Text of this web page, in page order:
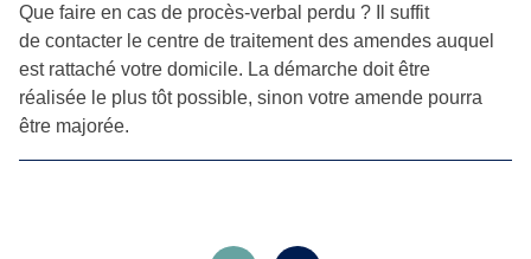
Que faire en cas de procès-verbal perdu ? Il suffit
de contacter le centre de traitement des amendes auquel
est rattaché votre domicile. La démarche doit être
réalisée le plus tôt possible, sinon votre amende pourra
être majorée.